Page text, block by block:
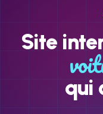
Site
qui